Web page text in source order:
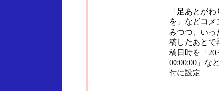
「足あとが
を」などコメ
みつつ、いっ
稿したあとで
稿日時を「
00:00:00」な
付に設定